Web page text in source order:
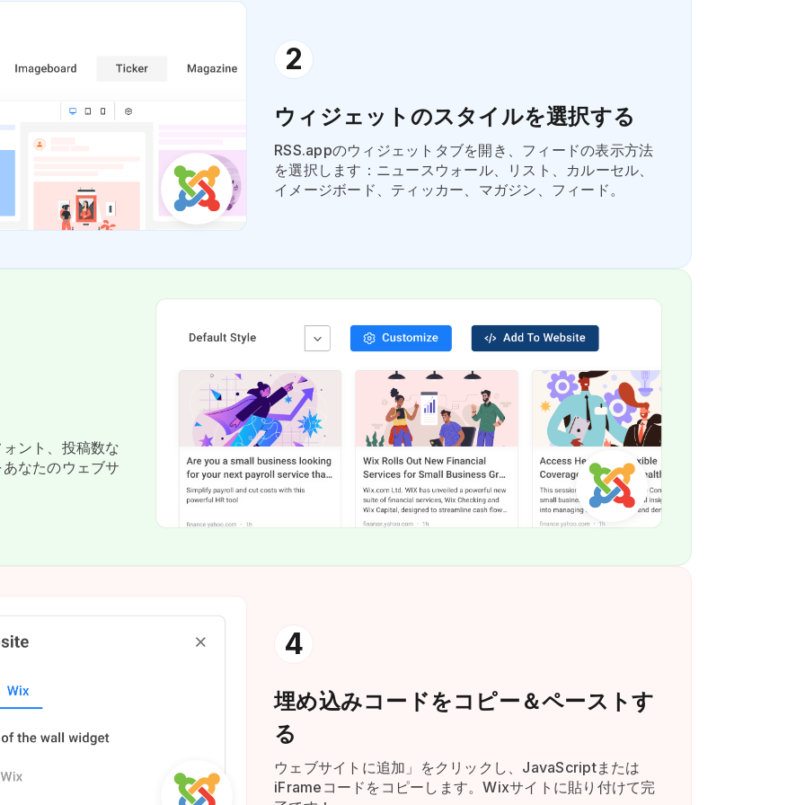
2
ウィジェットのスタイルを選択する
RSS.appのウィジェットタブを開き、フィードの表示方法
を選択します：ニュースウォール、リスト、カルーセル、
イメージボード、ティッカー、マガジン、フィード。
ント、投稿数な
なたのウェブサ
4
埋め込みコードをコピー＆ペーストす
る
ウェブサイトに追加」をクリックし、JavaScriptまたは
iFrameコードをコピーします。Wixサイトに貼り付けて完